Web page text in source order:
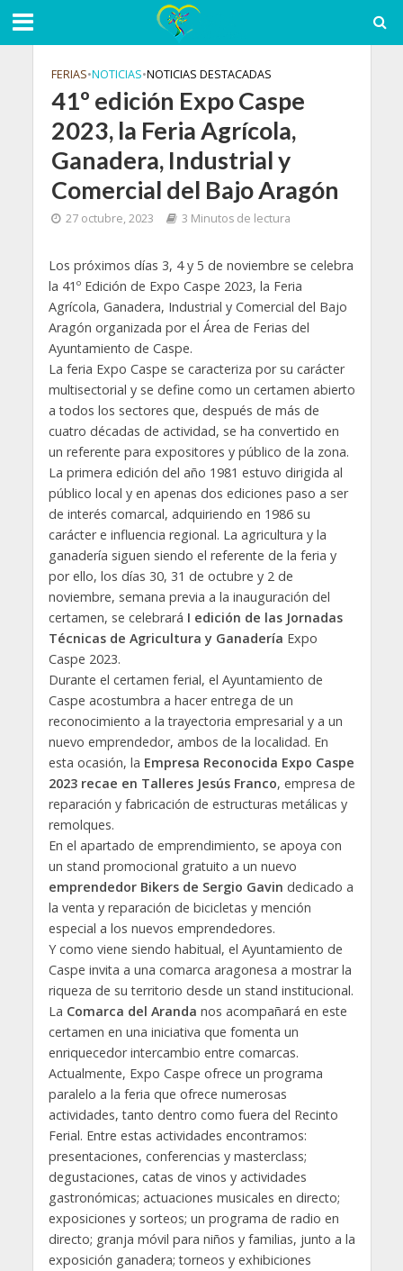
FERIAS•NOTICIAS•NOTICIAS DESTACADAS
41º edición Expo Caspe
2023, la Feria Agrícola,
Ganadera, Industrial y
Comercial del Bajo Aragón
27 octubre, 2023 3 Minutos de lectura
Los próximos días 3, 4 y 5 de noviembre se celebra
la 41º Edición de Expo Caspe 2023, la Feria
Agrícola, Ganadera, Industrial y Comercial del Bajo
Aragón organizada por el Área de Ferias del
Ayuntamiento de Caspe.
La feria Expo Caspe se caracteriza por su carácter
multisectorial y se define como un certamen abierto
a todos los sectores que, después de más de
cuatro décadas de actividad, se ha convertido en
un referente para expositores y público de la zona.
La primera edición del año 1981 estuvo dirigida al
público local y en apenas dos ediciones paso a ser
de interés comarcal, adquiriendo en 1986 su
carácter e influencia regional. La agricultura y la
ganadería siguen siendo el referente de la feria y
por ello, los días 30, 31 de octubre y 2 de
noviembre, semana previa a la inauguración del
certamen, se celebrará I edición de las Jornadas
Técnicas de Agricultura y Ganadería Expo
Caspe 2023.
Durante el certamen ferial, el Ayuntamiento de
Caspe acostumbra a hacer entrega de un
reconocimiento a la trayectoria empresarial y a un
nuevo emprendedor, ambos de la localidad. En
esta ocasión, la Empresa Reconocida Expo Caspe
2023 recae en Talleres Jesús Franco, empresa de
reparación y fabricación de estructuras metálicas y
remolques.
En el apartado de emprendimiento, se apoya con
un stand promocional gratuito a un nuevo
emprendedor Bikers de Sergio Gavin dedicado a
la venta y reparación de bicicletas y mención
especial a los nuevos emprendedores.
Y como viene siendo habitual, el Ayuntamiento de
Caspe invita a una comarca aragonesa a mostrar la
riqueza de su territorio desde un stand institucional.
La Comarca del Aranda nos acompañará en este
certamen en una iniciativa que fomenta un
enriquecedor intercambio entre comarcas.
Actualmente, Expo Caspe ofrece un programa
paralelo a la feria que ofrece numerosas
actividades, tanto dentro como fuera del Recinto
Ferial. Entre estas actividades encontramos:
presentaciones, conferencias y masterclass;
degustaciones, catas de vinos y actividades
gastronómicas; actuaciones musicales en directo;
exposiciones y sorteos; un programa de radio en
directo; granja móvil para niños y familias, junto a la
exposición ganadera; torneos y exhibiciones